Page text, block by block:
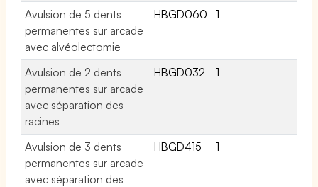
Avulsion de 5 dents
permanentes sur arcade
avec alvéolectomie
HBGD060 1
Avulsion de 2 dents
permanentes sur arcade
avec séparation des
racines
HBGD032 1
Avulsion de 3 dents
permanentes sur arcade
avec séparation des
HBGD415 1